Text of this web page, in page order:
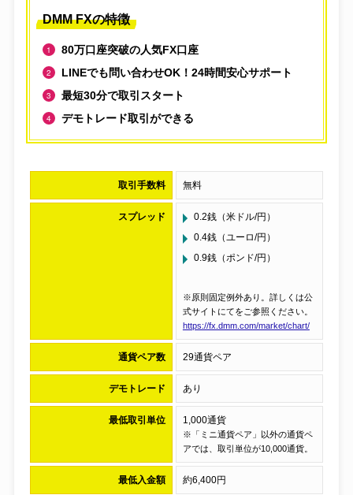
DMM FXの特徴
80万口座突破の人気FX口座
LINEでも問い合わせOK！24時間安心サポート
最短30分で取引スタート
デモトレード取引ができる
取引手数料 無料
スプレッド
0.2銭（米ドル/円）
0.4銭（ユーロ/円）
0.9銭（ポンド/円）
※原則固定例外あり。詳しくは公
式サイトにてをご参照ください。
https://fx.dmm.com/market/chart/
通貨ペア数 29通貨ペア
デモトレード あり
最低取引単位 1,000通貨
※「ミニ通貨ペア」以外の通貨ペ
アでは、取引単位が10,000通貨。
最低入金額 約6,400円